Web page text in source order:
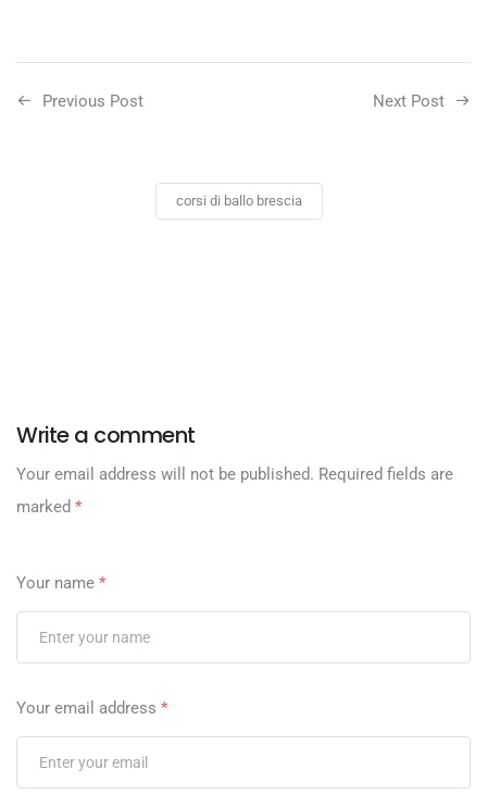
Previous Post Next Post
corsi di ballo brescia
Write a comment
Your email address will not be published. Required fields are
marked *
Your name *
Your email address *